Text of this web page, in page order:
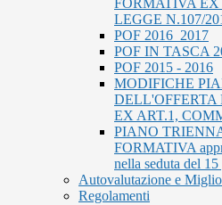
FORMATIVA EX
LEGGE N.107/
POF 2016_2017
POF IN TASCA
POF 2015 - 2016
MODIFICHE
DELL'OFFERTA
EX ART.1,
PIANO
FORMATIVA
nella seduta del
Autovalutazione e
Regolamenti